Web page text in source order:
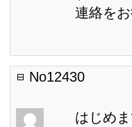
連絡をお
No12430
はじめ